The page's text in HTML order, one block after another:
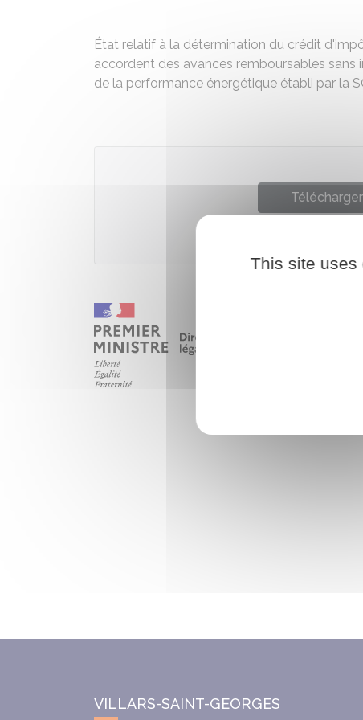
État relatif à la détermination du crédit
accordent des avances remboursables
de la performance énergétique établi par la
VILLARS-SAINT-GEORGES
This site uses